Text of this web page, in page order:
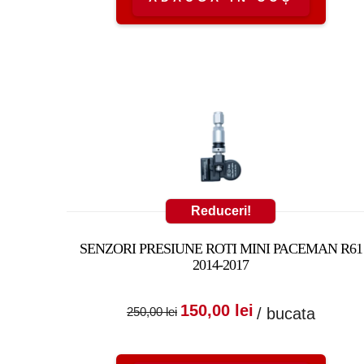
Reduceri!
SENZORI PRESIUNE ROTI MINI PACEMAN R61
2014-2017
250,00lei
Prețul inițial a
150,00 lei Prețul
/ bucata